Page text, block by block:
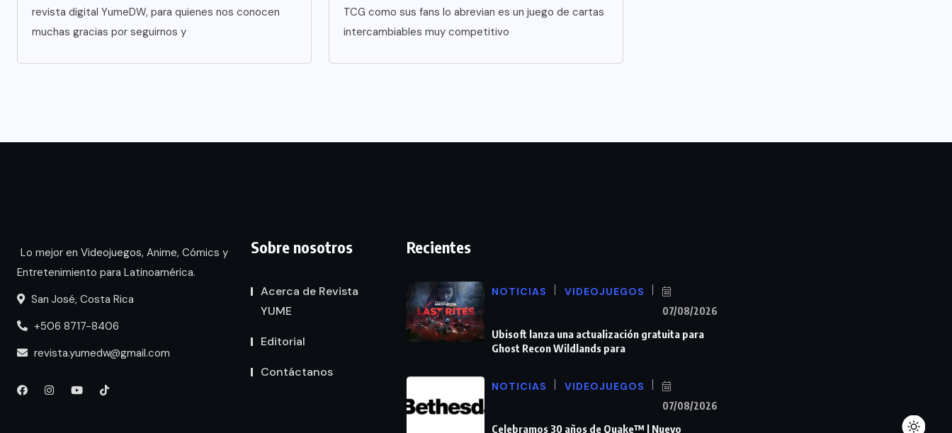
revista digital YumeDW, para quienes nos conocen
muchas gracias por seguirnos y
TCG como sus fans lo abrevian es un juego de cartas
intercambiables muy competitivo
Lo mejor en Videojuegos, Anime, Cómics y
Entretenimiento para Latinoamérica.
San José, Costa Rica
+506 8717-8406
revista.yumedw@gmail.com
Sobre nosotros
Acerca de Revista
YUME
Editorial
Contáctanos
Recientes
NOTICIAS VIDEOJUEGOS
07/08/2026
Ubisoft lanza una actualización gratuita para
Ghost Recon Wildlands para
NOTICIAS VIDEOJUEGOS
07/08/2026
Celebramos 30 años de Quake™ | Nuevo